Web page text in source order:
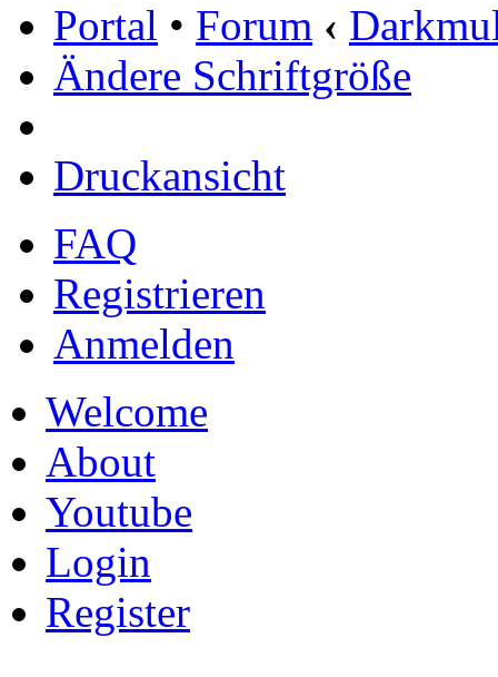
Portal • Forum ‹
Ändere Schriftgröße
Druckansicht
FAQ
Registrieren
Anmelden
Welcome
About
Youtube
Login
Register